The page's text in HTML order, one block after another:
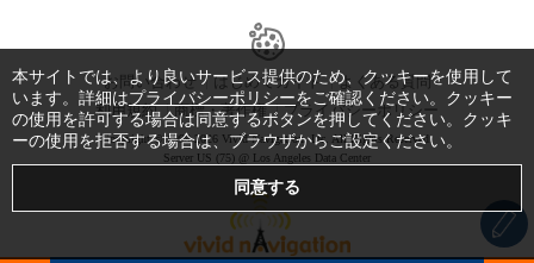
お問い合わせ はじめてガイド
よくある質問
利用規約
商標・著作権 プライバシーポリシー
Copyright © 1999-2026 Vivid Navigation, Inc. All Rights Reserved.
Server US (75) @ Los Angeles Data Center
本サイトでは、より良いサービス提供のため、クッキーを使用して
います。詳細はプライバシーポリシーをご確認ください。クッキー
の使用を許可する場合は同意するボタンを押してください。クッキ
ーの使用を拒否する場合は、ブラウザからご設定ください。